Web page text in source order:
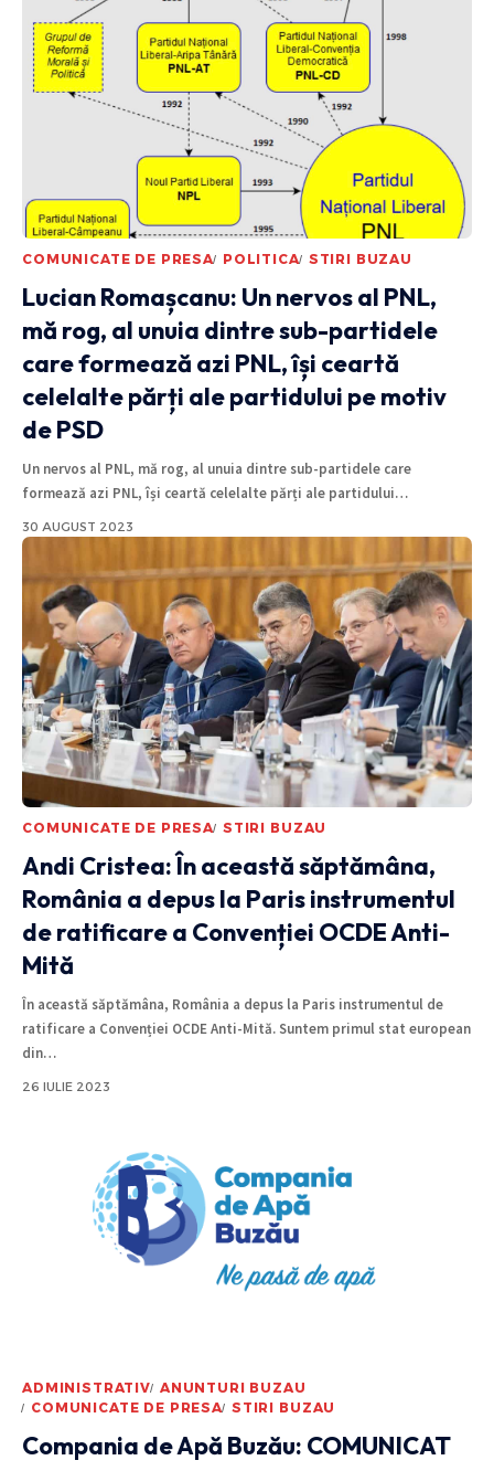
COMUNICATE DE PRESA POLITICA STIRI BUZAU
Lucian Romașcanu: Un nervos al PNL,
mă rog, al unuia dintre sub-partidele
care formează azi PNL, își ceartă
celelalte părți ale partidului pe motiv
de PSD
Un nervos al PNL, mă rog, al unuia dintre sub-partidele care
formează azi PNL, își ceartă celelalte părți ale partidului…
30 AUGUST 2023
COMUNICATE DE PRESA STIRI BUZAU
Andi Cristea: În această săptămâna,
România a depus la Paris instrumentul
de ratificare a Convenției OCDE Anti-
Mită
În această săptămâna, România a depus la Paris instrumentul de
ratificare a Convenției OCDE Anti-Mită. Suntem primul stat european
din…
26 IULIE 2023
ADMINISTRATIV ANUNTURI BUZAU
COMUNICATE DE PRESA STIRI BUZAU
Compania de Apă Buzău: COMUNICAT